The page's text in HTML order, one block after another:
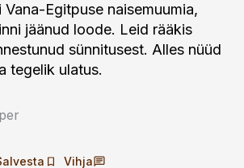
Vana-Egitpuse naisemuumia,
jäänud loode. Leid rääkis
sünnitusest. Alles nüüd
tegelik ulatus.
Vihja